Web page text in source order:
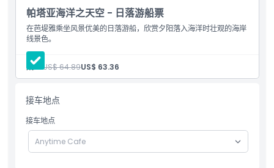
亮点
儿童成人政策
排除项
营业时间
帕塔亚海洋之天空 - 日落游船票
在芭堤雅乘坐风景优美的日落游船，欣赏夕阳落入海洋时壮观的海岸
线景色。
成人: US$ 64.89US$ 63.36
接车地点
接车地点